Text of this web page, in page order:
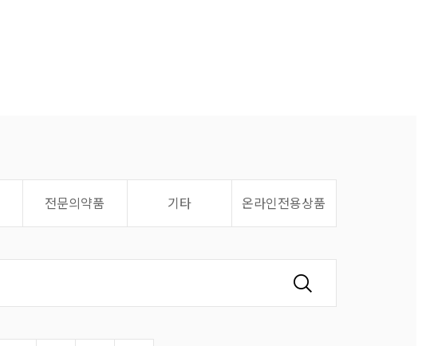
전문의약품 기타 온라인전용상품